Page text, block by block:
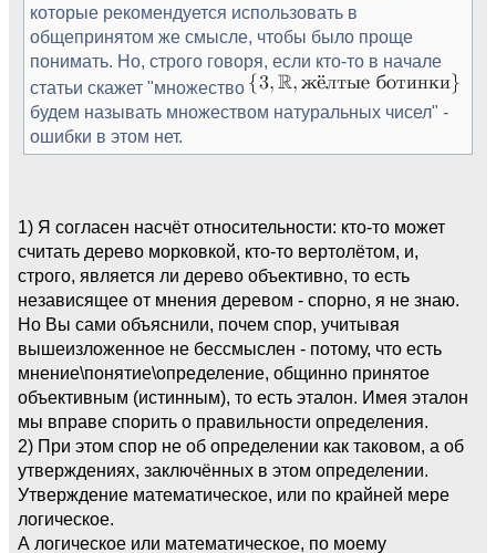
которые рекомендуется использовать в
общепринятом же смысле, чтобы было проще
понимать. Но, строго говоря, если кто-то в начале
статьи скажет "множество
будем называть множеством натуральных чисел" -
ошибки в этом нет.
1) Я согласен насчёт относительности: кто-то может
считать дерево морковкой, кто-то вертолётом, и,
строго, является ли дерево объективно, то есть
независящее от мнения деревом - спорно, я не знаю.
Но Вы сами объяснили, почем спор, учитывая
вышеизложенное не бессмыслен - потому, что есть
мнение\понятие\определение, общинно принятое
объективным (истинным), то есть эталон. Имея эталон
мы вправе спорить о правильности определения.
2) При этом спор не об определении как таковом, а об
утверждениях, заключённых в этом определении.
Утверждение математическое, или по крайней мере
логическое.
А логическое или математическое, по моему